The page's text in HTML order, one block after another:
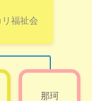
福祉会
那珂